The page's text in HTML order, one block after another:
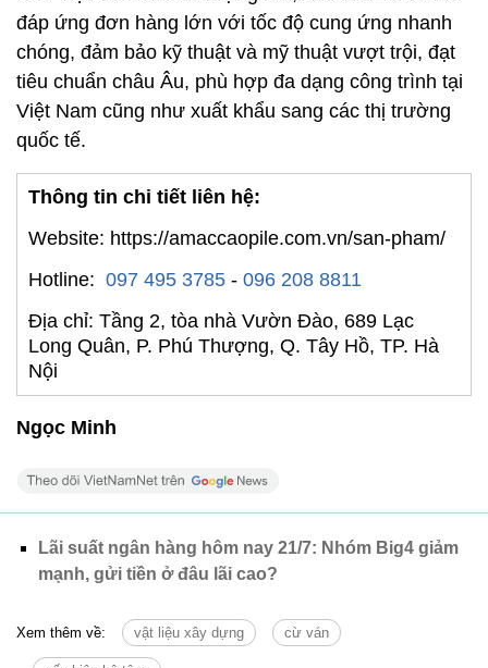
đáp ứng đơn hàng lớn với tốc độ cung ứng nhanh
chóng, đảm bảo kỹ thuật và mỹ thuật vượt trội, đạt
tiêu chuẩn châu Âu, phù hợp đa dạng công trình tại
Việt Nam cũng như xuất khẩu sang các thị trường
quốc tế.
Thông tin chi tiết liên hệ:
Website: https://amaccaopile.com.vn/san-pham/
Hotline: 097 495 3785 - 096 208 8811
Địa chỉ: Tầng 2, tòa nhà Vườn Đào, 689 Lạc
Long Quân, P. Phú Thượng, Q. Tây Hồ, TP. Hà
Nội
Ngọc Minh
Lãi suất ngân hàng hôm nay 21/7: Nhóm Big4 giảm
mạnh, gửi tiền ở đâu lãi cao?
Xem thêm về: vật liệu xây dựng cừ ván